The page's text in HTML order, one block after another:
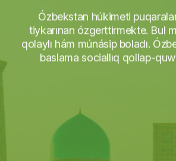
Ózbekstan húkimeti
tiykarınan ózgerttirmekte. Bul
qolaylı hám múnásip boladı.
baslama sociallıq qollap-